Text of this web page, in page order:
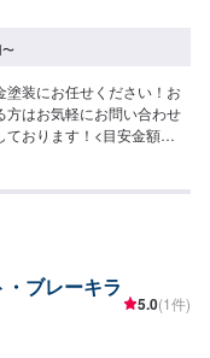
〜
装にお任せください！お
方はお気軽にお問い合わせ
ております！<目安金額
仕上がりを常にご提供でき
車をもっと楽しむための
ります。保険代理店業務
スも承っておりますので
ブレーキラ
5.0(1件)